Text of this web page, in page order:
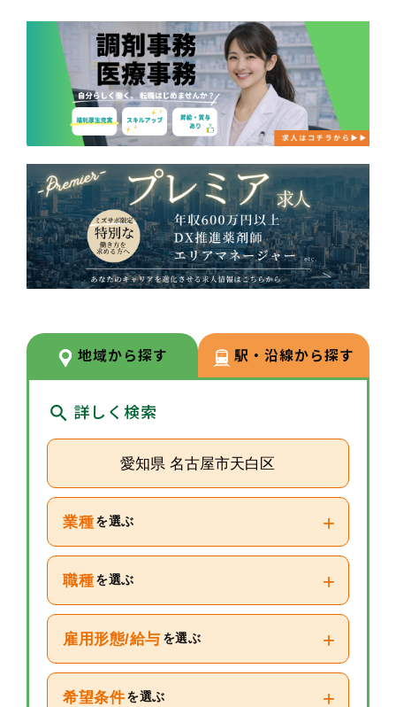
地域から探す 駅・沿線から探す
詳しく検索
愛知県 名古屋市天白区
業種 を選ぶ +
職種 を選ぶ +
雇用形態/給与 を選ぶ +
希望条件 を選ぶ +